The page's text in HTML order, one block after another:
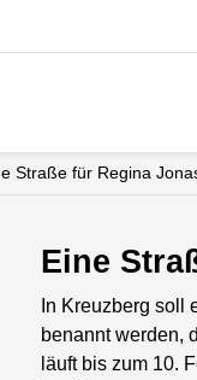
Straße für Regina
Eine
In Kreuzberg soll
benannt werden,
läuft bis zum 10.